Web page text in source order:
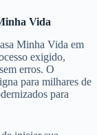
Vida
Minha Vida em
exigido,
erros. O
para milhares de
para